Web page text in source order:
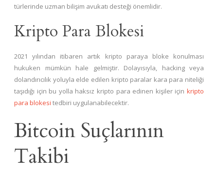
türlerinde uzman bilişim avukatı desteği önemlidir.
Kripto Para Blokesi
2021 yılından itibaren artık kripto paraya bloke konulması
hukuken mümkün hale gelmiştir. Dolayısıyla, hacking veya
dolandırıcılık yoluyla elde edilen kripto paralar kara para niteliği
taşıdığı için bu yolla haksız kripto para edinen kişiler için kripto
para blokesi tedbiri uygulanabilecektir.
Bitcoin Suçlarının
Takibi